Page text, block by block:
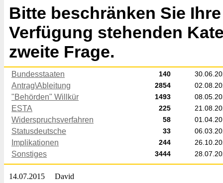
Bitte beschränken Sie
Verfügung stehenden
zweite Frage.
Bundesstaaten 140
Antrag\Ableitung 2854
"Behörden" Willkür 1493
ESTA 225
Widerspruchsverfahren 58
Statusdeutsche 33
Implikationen 244
Sonstiges 3444
14.07.2015 David